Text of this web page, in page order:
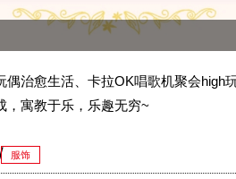
偶治愈生活、卡拉OK唱歌机聚会
，寓教于乐，乐趣无穷~
服饰